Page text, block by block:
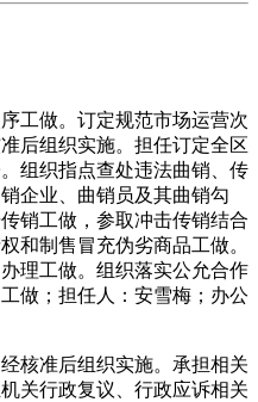
做。订定规范市场运营次
后组织实施。担任订定全区
组织指点查处违法曲销、传
企业、曲销员及其曲销勾
销工做，参取冲击传销结合
和制售冒充伪劣商品工做。
理工做。组织落实公允合作
做；担任人：安雪梅；办公
准后组织实施。承担相关
关行政复议、行政应诉相关